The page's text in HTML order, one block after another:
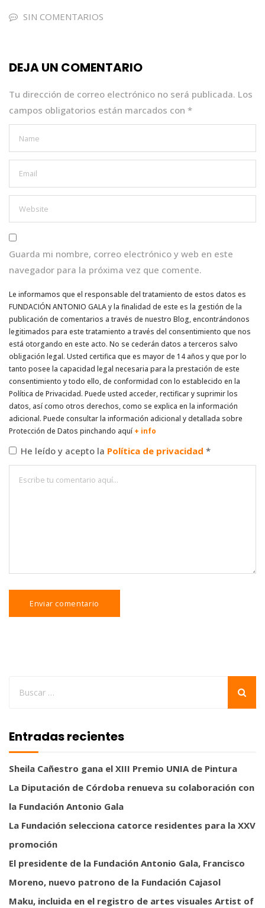
e
o
k
tets
p
e
SIN COMENTARIOS
DEJA UN COMENTARIO
Tu dirección de correo electrónico no será publicada. Los
campos obligatorios están marcados con *
Guarda mi nombre, correo electrónico y web en este
navegador para la próxima vez que comente.
Le informamos que el responsable del tratamiento de estos datos es
FUNDACIÓN ANTONIO GALA y la finalidad de este es la gestión de la
publicación de comentarios a través de nuestro Blog, encontrándonos
legitimados para este tratamiento a través del consentimiento que nos
está otorgando en este acto. No se cederán datos a terceros salvo
obligación legal. Usted certifica que es mayor de 14 años y que por lo
tanto posee la capacidad legal necesaria para la prestación de este
consentimiento y todo ello, de conformidad con lo establecido en la
Política de Privacidad. Puede usted acceder, rectificar y suprimir los
datos, así como otros derechos, como se explica en la información
adicional. Puede consultar la información adicional y detallada sobre
Protección de Datos pinchando aquí + info
He leído y acepto la Política de privacidad *
Entradas recientes
Sheila Cañestro gana el XIII Premio UNIA de Pintura
La Diputación de Córdoba renueva su colaboración con
la Fundación Antonio Gala
La Fundación selecciona catorce residentes para la XXV
promoción
El presidente de la Fundación Antonio Gala, Francisco
Moreno, nuevo patrono de la Fundación Cajasol
Maku, incluida en el registro de artes visuales Artist of